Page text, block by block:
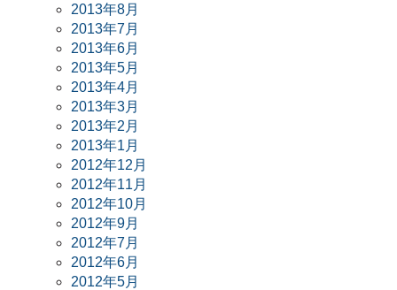
2013年8月
2013年7月
2013年6月
2013年5月
2013年4月
2013年3月
2013年2月
2013年1月
2012年12月
2012年11月
2012年10月
2012年9月
2012年7月
2012年6月
2012年5月